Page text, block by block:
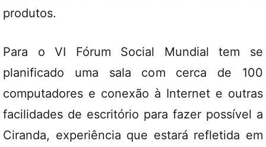
produtos.
Para o VI Fórum Social Mundial tem se
planificado uma sala com cerca de 100
computadores e conexão à Internet e outras
facilidades de escritório para fazer possível a
Ciranda, experiência que estará refletida em